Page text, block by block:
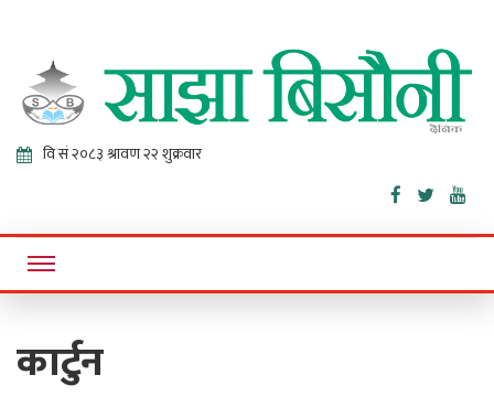
Sajha
Bisaunee
Online News Portal
कार्टुन